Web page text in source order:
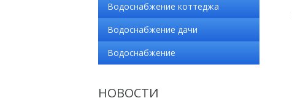
Водоснабжение коттеджа
Водоснабжение дачи
Водоснабжение
НОВОСТИ